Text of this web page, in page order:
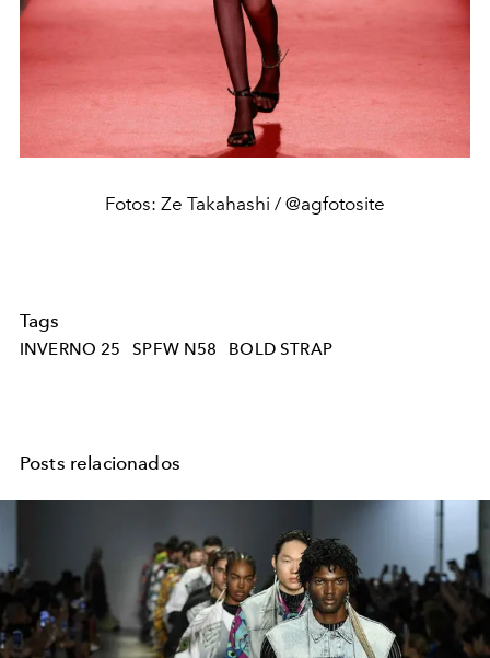
Fotos: Ze Takahashi / @agfotosite
Tags
INVERNO 25 SPFW N58 BOLD STRAP
Posts relacionados